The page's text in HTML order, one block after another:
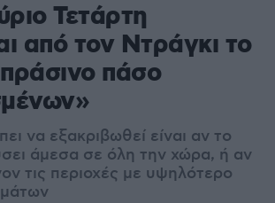
Τετάρτη
από τον Ντράγκι το
πάσο
να εξακριβωθεί είναι αν το
άμεσα σε όλη την χώρα, ή αν
τις περιοχές με υψηλότερο